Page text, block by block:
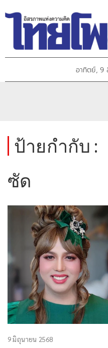
อาทิตย์, 9
ป้ายกำกับ :
ซัด
9 มิถุนายน 2568